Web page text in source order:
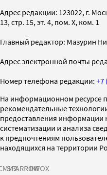
Адрес редакции: 123022, г.
13, стр. 15, эт. 4, пом. X, ком. 1
Главный редактор: Мазурин
Адрес электронной почты
Номер телефона редакции: +7
На информационном ресурсе
рекомендательные
предоставления информации
систематизации и анализа
к предпочтениям
находящихся на территории
SPARROWINFOX